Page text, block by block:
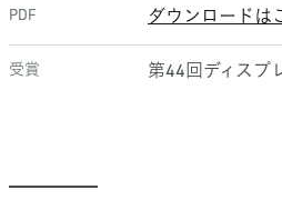
PDF ダウンロードは
受賞 第44回ディスプ